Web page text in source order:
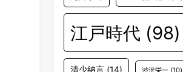
江戸時代 (98)
清少納言(14) 渋沢栄一(10)